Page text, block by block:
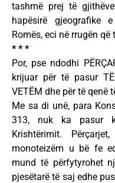
tashmë prej të
hapësirë gjeografike
Romës, eci në rrugën që
* * *
Por, pse ndodhi
krijuar për të pasur
VETËM dhe për të qenë
Me sa di unë, para
313, nuk ka pasur
Krishtërimit.
monoteizëm u bë fe
mund të përfytyrohet
pjesëtarë të saj edhe